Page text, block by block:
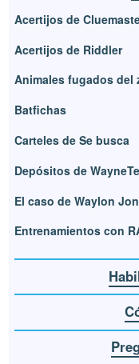
Acertijos de
Acertijos de Riddler
Animales fugados del
Batfichas
Carteles de Se busca
Depósitos de
El caso de Waylon
Entrenamientos con